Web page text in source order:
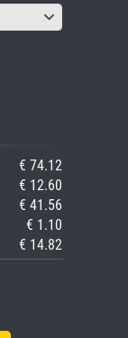
€ 74.12
€ 12.60
€ 41.56
€ 1.10
€ 14.82